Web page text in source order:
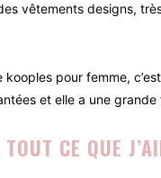
vêtements designs,
pour femme,
et elle a une
CE QUE